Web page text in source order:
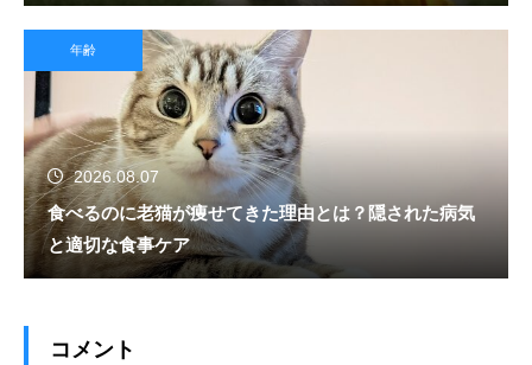
年齢
2026.08.07
食べるのに老猫が痩せてきた理由とは？隠された病気
と適切な食事ケア
コメント